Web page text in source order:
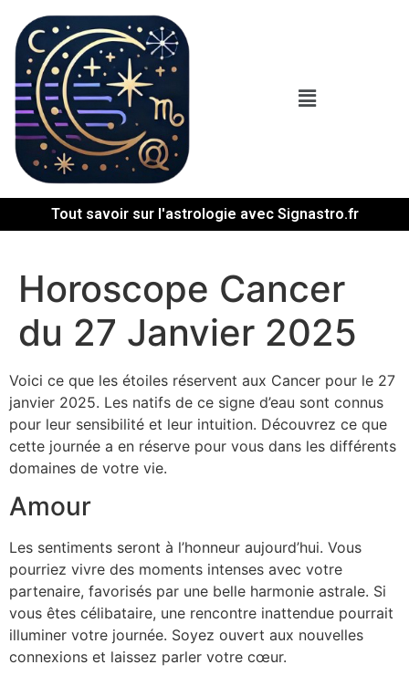
Tout savoir sur l'astrologie avec Signastro.fr
Horoscope Cancer
du 27 Janvier 2025
Voici ce que les étoiles réservent aux Cancer pour le 27
janvier 2025. Les natifs de ce signe d’eau sont connus
pour leur sensibilité et leur intuition. Découvrez ce que
cette journée a en réserve pour vous dans les différents
domaines de votre vie.
Amour
Les sentiments seront à l’honneur aujourd’hui. Vous
pourriez vivre des moments intenses avec votre
partenaire, favorisés par une belle harmonie astrale. Si
vous êtes célibataire, une rencontre inattendue pourrait
illuminer votre journée. Soyez ouvert aux nouvelles
connexions et laissez parler votre cœur.